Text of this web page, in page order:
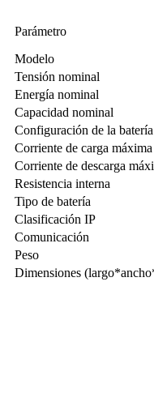
Parámetro
Modelo
Tensión nominal
Energía nominal
Capacidad nominal
Configuración de la batería
Corriente de carga máxima
Corriente de descarga
Resistencia interna
Tipo de batería
Clasificación IP
Comunicación
Peso
Dimensiones